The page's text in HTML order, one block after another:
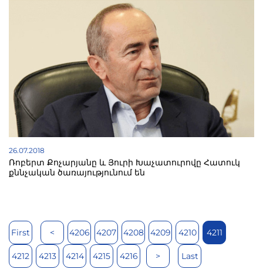
26.07.2018
Ռոբերտ Քոչարյանը և Յուրի Խաչատուրովը Հատուկ
քննչական ծառայությունում են
First < 4206 4207 4208 4209 4210 4211
4212 4213 4214 4215 4216 > Last